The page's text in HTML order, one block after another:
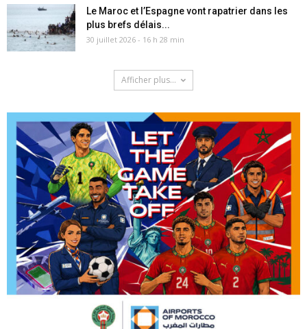
Le Maroc et l’Espagne vont rapatrier dans les
plus brefs délais...
30 juillet 2026 - 16 h 28 min
Afficher plus...